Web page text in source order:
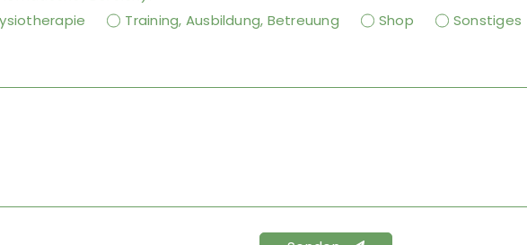
Training, Ausbildung, Betreuung Shop Sonstiges